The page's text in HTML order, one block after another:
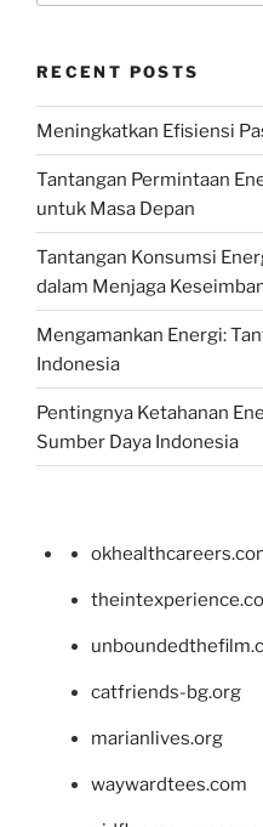
RECENT POSTS
Meningkatkan Efisiensi
Tantangan Permintaan
untuk Masa Depan
Tantangan Konsumsi
dalam Menjaga
Mengamankan Energi:
Indonesia
Pentingnya Ketahanan
Sumber Daya Indonesia
catfriends-bg.org
marianlives.org
waywardtees.com